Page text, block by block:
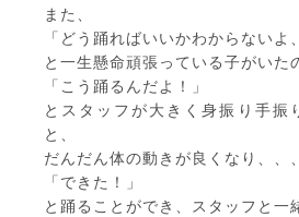
また、
「どう踊ればいいかわからないよ
と一生懸命頑張っている子がいた
「こう踊るんだよ！」
とスタッフが大きく身振り手振
と、
だんだん体の動きが良くなり、、、
「できた！」
と踊ることができ、スタッフと一